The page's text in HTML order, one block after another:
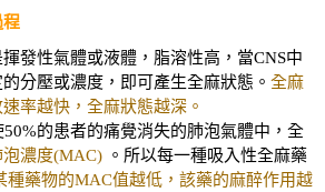
程
性氣體或液體，脂溶性高，當CNS中
分壓或濃度，即可產生全麻狀態。 全麻
率越快，全麻狀態越深。
的患者的痛覺消失的肺泡氣體中，全
濃度(MAC) 。所以每一種吸入性全麻藥
種藥物的MAC值越低，該藥的麻醉作用越